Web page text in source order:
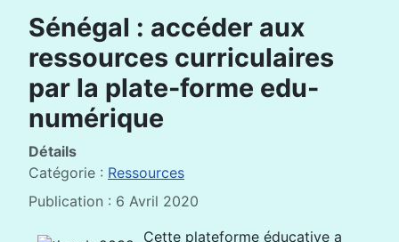
Sénégal : accéder aux
ressources curriculaires
par la plate-forme edu-
numérique
Détails
Catégorie : Ressources
Publication : 6 Avril 2020
Cette plateforme éducative a